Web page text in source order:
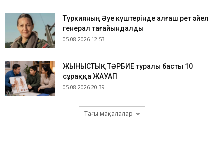
Түркияның Әуе күштерінде алғаш рет әйел
генерал тағайындалды
05.08.2026 12:53
ЖЫНЫСТЫҚ ТӘРБИЕ туралы басты 10
сұраққа ЖАУАП
05.08.2026 20:39
Тағы мақалалар